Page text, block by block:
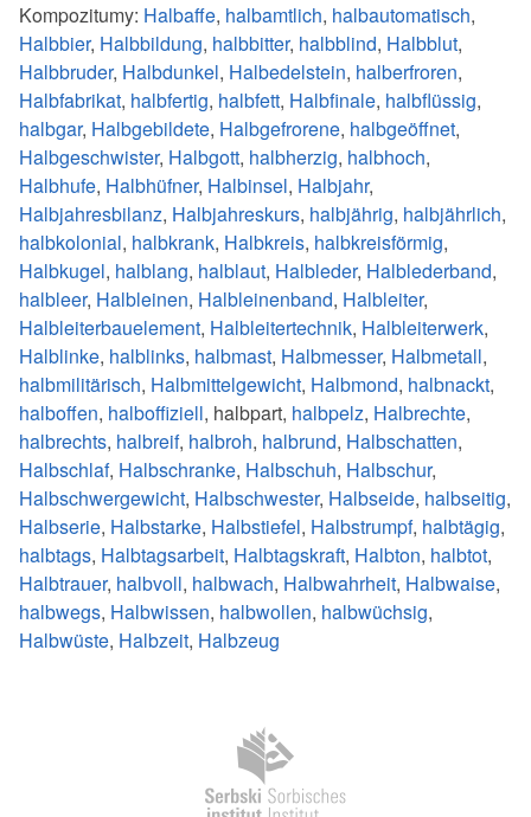
Kompozitumy: Halbaffe, halbamtlich, halbautomatisch,
Halbbier, Halbbildung, halbbitter, halbblind, Halbblut,
Halbbruder, Halbdunkel, Halbedelstein, halberfroren,
Halbfabrikat, halbfertig, halbfett, Halbfinale, halbflüssig,
halbgar, Halbgebildete, Halbgefrorene, halbgeöffnet,
Halbgeschwister, Halbgott, halbherzig, halbhoch,
Halbhufe, Halbhüfner, Halbinsel, Halbjahr,
Halbjahresbilanz, Halbjahreskurs, halbjährig, halbjährlich,
halbkolonial, halbkrank, Halbkreis, halbkreisförmig,
Halbkugel, halblang, halblaut, Halbleder, Halblederband,
halbleer, Halbleinen, Halbleinenband, Halbleiter,
Halbleiterbauelement, Halbleitertechnik, Halbleiterwerk,
Halblinke, halblinks, halbmast, Halbmesser, Halbmetall,
halbmilitärisch, Halbmittelgewicht, Halbmond, halbnackt,
halboffen, halboffiziell, halbpart, halbpelz, Halbrechte,
halbrechts, halbreif, halbroh, halbrund, Halbschatten,
Halbschlaf, Halbschranke, Halbschuh, Halbschur,
Halbschwergewicht, Halbschwester, Halbseide, halbseitig,
Halbserie, Halbstarke, Halbstiefel, Halbstrumpf, halbtägig,
halbtags, Halbtagsarbeit, Halbtagskraft, Halbton, halbtot,
Halbtrauer, halbvoll, halbwach, Halbwahrheit, Halbwaise,
halbwegs, Halbwissen, halbwollen, halbwüchsig,
Halbwüste, Halbzeit, Halbzeug